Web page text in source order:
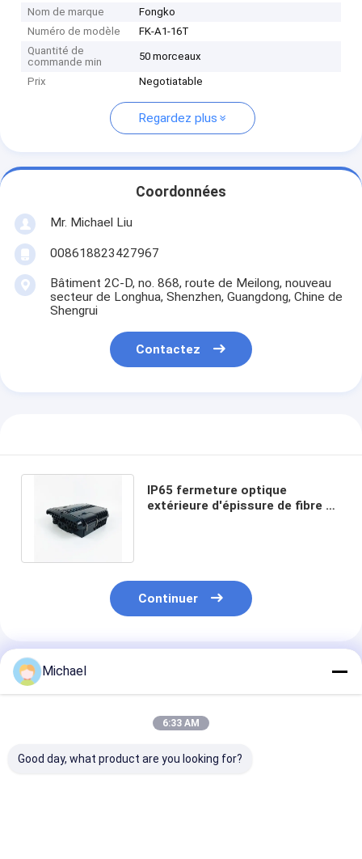
Nom de marque
Fongko
Numéro de modèle
FK-A1-16T
Quantité de
commande min
50 morceaux
Prix Negotiatable
Regardez plus
Coordonnées
Mr. Michael Liu
008618823427967
Bâtiment 2C-D, no. 868, route de Meilong, nouveau
secteur de Longhua, Shenzhen, Guangdong, Chine de
Shengrui
Contactez
IP65 fermeture optique
extérieure d'épissure de fibre de
Continuer
Produits Recommandés
Michael
6:33 AM
Good day, what product are you looking for?